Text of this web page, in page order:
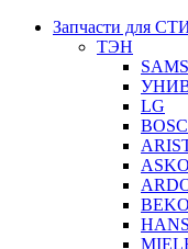
Запчасти для
ТЭН
LG
BEKO